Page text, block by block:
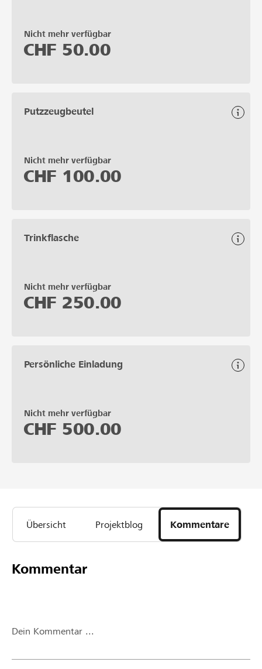
Nicht mehr verfügbar
CHF 50.00
Putzzeugbeutel
Nicht mehr verfügbar
CHF 100.00
Trinkflasche
Nicht mehr verfügbar
CHF 250.00
Persönliche Einladung
Nicht mehr verfügbar
CHF 500.00
Übersicht Projektblog Kommentare
Kommentar
Dein Kommentar ...